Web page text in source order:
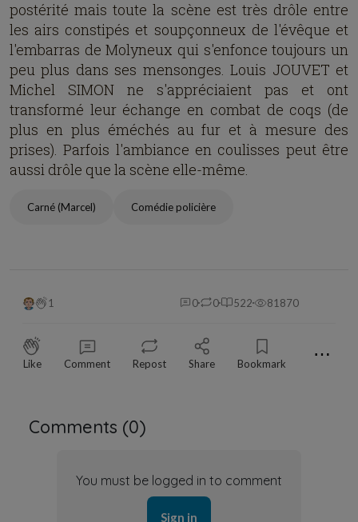
postérité mais toute la scène est très drôle entre
les airs constipés et soupçonneux de l'évêque et
l'embarras de Molyneux qui s'enfonce toujours un
peu plus dans ses mensonges. Louis JOUVET et
Michel SIMON ne s'appréciaient pas et ont
transformé leur échange en combat de coqs (de
plus en plus éméchés au fur et à mesure des
prises). Parfois l'ambiance en coulisses peut être
aussi drôle que la scène elle-même.
Carné (Marcel) Comédie policière
1 0 0 522 81870
Like Comment Repost Share Bookmark ⋯
Comments (0)
You must be logged in to comment
Sign in